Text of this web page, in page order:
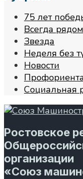
75 лет
Всегда рядом
Звезда
Неделя без
Новости
Социальная
Ростовское
организации
«Союз